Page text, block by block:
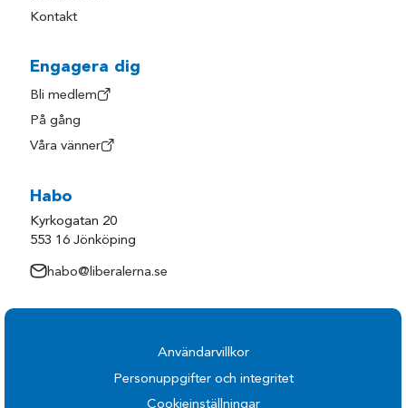
Kontakt
Engagera dig
Bli medlem
På gång
Våra vänner
Habo
Kyrkogatan 20
553 16 Jönköping
habo@liberalerna.se
Användarvillkor
Personuppgifter och integritet
Cookieinställningar